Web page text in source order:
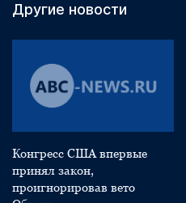
Другие новости
Конгресс США впервые
принял закон,
проигнорировав вето